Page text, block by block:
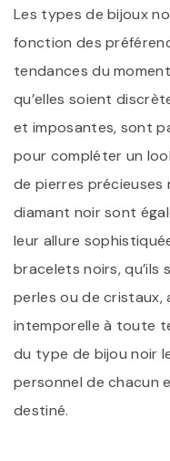
Les types de bijoux
fonction des
tendances du
qu’elles soient
et imposantes, sont
pour compléter un
de pierres précieuses
diamant noir sont
leur allure
bracelets noirs, qu’ils
perles ou de cristaux,
intemporelle à toute
du type de bijou noir
personnel de chacun
destiné.